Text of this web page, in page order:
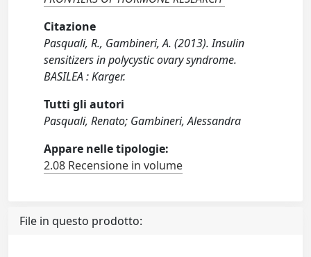
Citazione
Pasquali, R., Gambineri, A. (2013). Insulin
sensitizers in polycystic ovary syndrome.
BASILEA : Karger.
Tutti gli autori
Pasquali, Renato; Gambineri, Alessandra
Appare nelle tipologie:
2.08 Recensione in volume
File in questo prodotto: